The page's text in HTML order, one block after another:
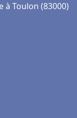
Toulon (83000)